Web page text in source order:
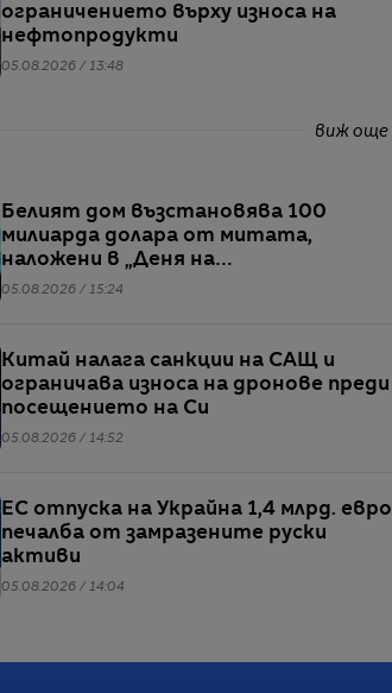
ограничението върху износа на
нефтопродукти
05.08.2026 / 13:48
виж още
Белият дом възстановява 100
милиарда долара от митата,
наложени в „Деня на
освобождението“
05.08.2026 / 15:24
Китай налага санкции на САЩ и
ограничава износа на дронове преди
посещението на Си
05.08.2026 / 14:52
ЕС отпуска на Украйна 1,4 млрд. евро
печалба от замразените руски
активи
05.08.2026 / 14:04